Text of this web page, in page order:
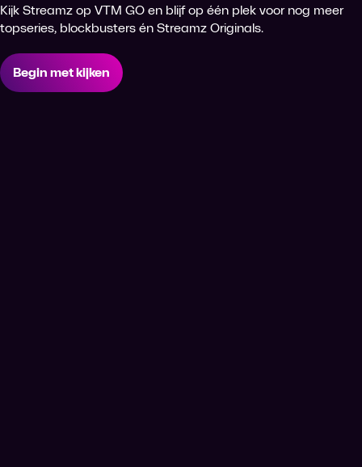
Kijk Streamz op VTM GO en blijf op één plek voor nog meer
topseries, blockbusters én Streamz Originals.
Begin met kijken